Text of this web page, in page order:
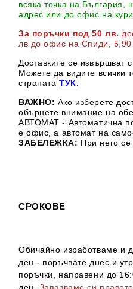
всяка точка на
адрес или до офис на
За поръчки под 50 лв.
лв до офис на Спиди
,
Доставките се извършват
Можете да видите всички
страната ТУК.
ВАЖНО: Ако изберете
обърнете внимание на
АВТОМАТ - Автоматична
е офис, а автомат на
ЗАБЕЛЕЖКА: При него
СРОКОВЕ
Обичайно изработваме и
ден - поръчвате днес и
поръчки, направени до